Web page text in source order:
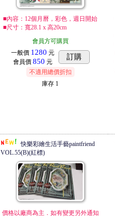
■內容：12個月曆，彩色，週日開始
■尺寸：寬28.1 x 高20cm
會員方可購買
一般價 1280 元
會員價 850 元
訂購
不適用總價折扣
庫存 1
快樂彩繪生活手藝paintfriend
VOL.55(B)(紅標)
價格以廠商為主．如有變更另外通知